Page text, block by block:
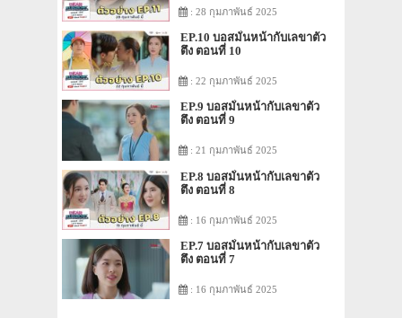
: 28 กุมภาพันธ์ 2025
EP.10 บอสมั่นหน้ากับเลขาตัว
ตึง ตอนที่ 10
: 22 กุมภาพันธ์ 2025
EP.9 บอสมั่นหน้ากับเลขาตัว
ตึง ตอนที่ 9
: 21 กุมภาพันธ์ 2025
EP.8 บอสมั่นหน้ากับเลขาตัว
ตึง ตอนที่ 8
: 16 กุมภาพันธ์ 2025
EP.7 บอสมั่นหน้ากับเลขาตัว
ตึง ตอนที่ 7
: 16 กุมภาพันธ์ 2025